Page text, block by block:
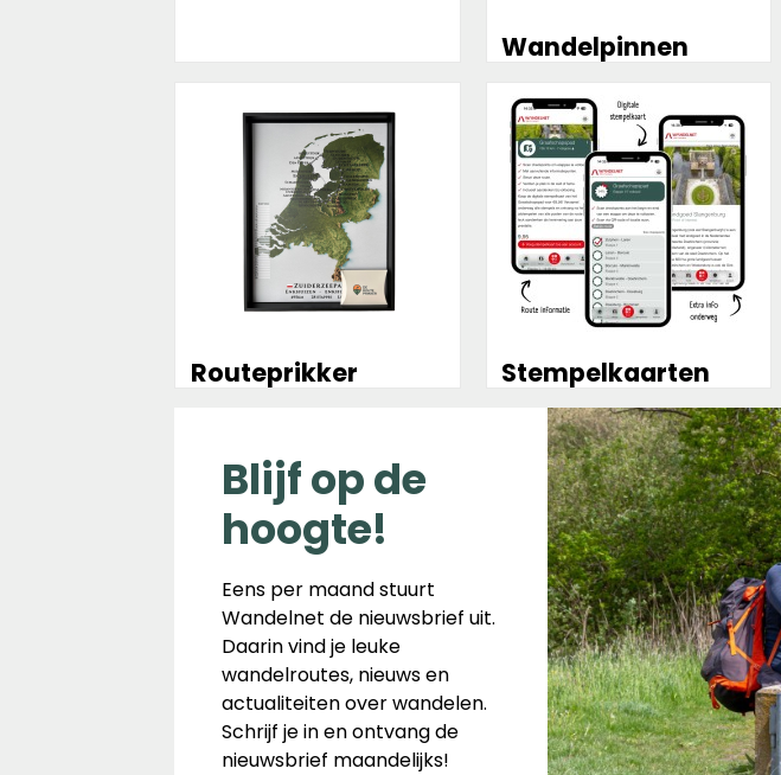
Wandelpinnen
informatie
Routeprikker
Meer
informatie
Stempelkaarten
Blijf op de
hoogte!
Eens per maand stuurt
Wandelnet de nieuwsbrief uit.
Daarin vind je leuke
wandelroutes, nieuws en
actualiteiten over wandelen.
Schrijf je in en ontvang de
nieuwsbrief maandelijks!